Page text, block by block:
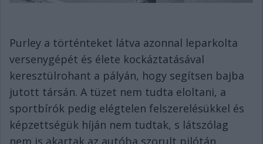
Purley a történteket látva azonnal leparkolta
versenygépét és élete kockáztatásával
keresztülrohant a pályán, hogy segítsen bajba
jutott társán. A tüzet nem tudta eloltani, a
sportbírók pedig elégtelen felszerelésükkel és
képzettségük híján nem tudtak, s látszólag
nem is akartak az autóba szorult pilótán